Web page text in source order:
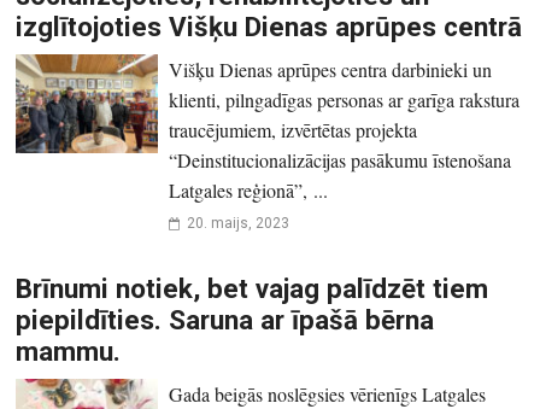
izglītojoties Višķu Dienas aprūpes centrā
Višķu Dienas aprūpes centra darbinieki un
klienti, pilngadīgas personas ar garīga rakstura
traucējumiem, izvērtētas projekta
“Deinstitucionalizācijas pasākumu īstenošana
Latgales reģionā”, ...
20. maijs, 2023
Brīnumi notiek, bet vajag palīdzēt tiem
piepildīties. Saruna ar īpašā bērna
mammu.
Gada beigās noslēgsies vērienīgs Latgales